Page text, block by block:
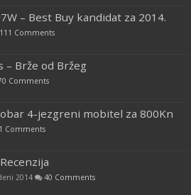
– Best Buy kandidat za 2014.
111 Comments
– Brže od Bržeg
Comments
4-jezgreni mobitel za 800Kn
Comments
2014 40 Comments